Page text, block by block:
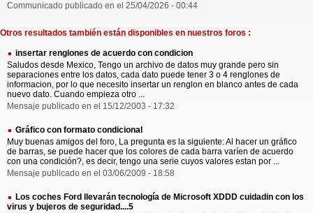
Communicado publicado en el 25/04/2026 - 00:44
Otros resultados también están disponibles en nuestros foros :
insertar renglones de acuerdo con condicion
Saludos desde Mexico, Tengo un archivo de datos muy grande pero sin
separaciones entre los datos, cada dato puede tener 3 o 4 renglones de
informacion, por lo que necesito insertar un renglon en blanco antes de cada
nuevo dato. Cuando empieza otro ...
Mensaje publicado en el 15/12/2003 - 17:32
Gráfico con formato condicional
Muy buenas amigos del foro, La pregunta es la siguiente: Al hacer un gráfico
de barras, se puede hacer que los colores de cada barra varíen de acuerdo
con una condición?, es decir, tengo una serie cuyos valores estan por ...
Mensaje publicado en el 03/06/2009 - 18:58
Los coches Ford llevarán tecnología de Microsoft XDDD cuidadin con los
virus y bujeros de seguridad....5